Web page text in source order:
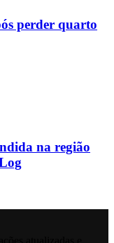
perder quarto
na região